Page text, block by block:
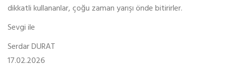
dikkatli kullananlar, çoğu zaman yarışı önde bitirirler.
Sevgi ile
Serdar DURAT
17.02.2026